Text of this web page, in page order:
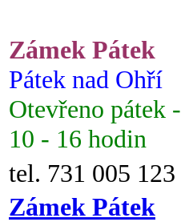
Zámek Pátek
Pátek nad Ohří
Otevřeno pátek
10 - 16 hodin
tel. 731 005 123
Zámek Pátek